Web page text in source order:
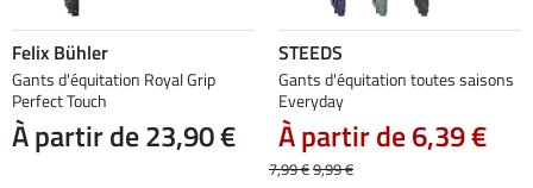
Felix Bühler
Gants d'équitation Royal Grip
Perfect Touch
À partir de 23,90 €
STEEDS
Gants d'équitation toutes saisons
Everyday
À partir de 6,39 €
7,99 €9,99 €